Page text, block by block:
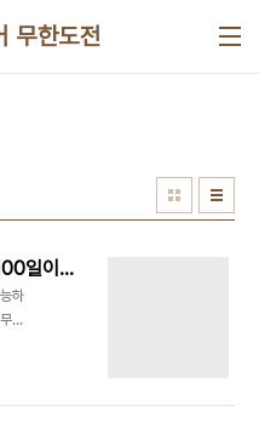
무한도전
노회찬 "무상 무선인터넷, 서울은 100일이면 가능하다"
하
선